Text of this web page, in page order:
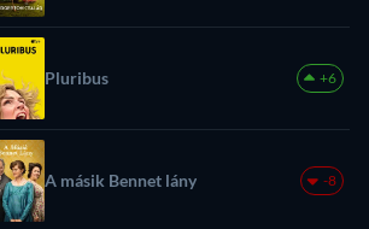
Pluribus +6
A másik Bennet lány -8